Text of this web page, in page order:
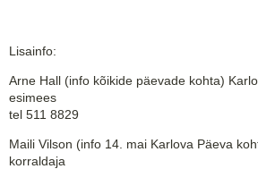
Lisainfo:
Arne Hall (info kõikide päevade kohta)
esimees
tel 511 8829
Maili Vilson (info 14. mai Karlova Päeva
korraldaja